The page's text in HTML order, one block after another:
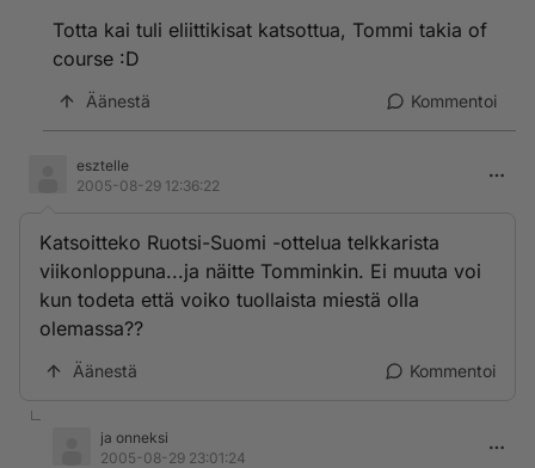
Totta kai tuli eliittikisat katsottua, Tommi takia of
course :D
Äänestä Kommentoi
esztelle
2005-08-29 12:36:22
Katsoitteko Ruotsi-Suomi -ottelua telkkarista
viikonloppuna...ja näitte Tomminkin. Ei muuta voi
kun todeta että voiko tuollaista miestä olla
olemassa??
Äänestä Kommentoi
ja onneksi
2005-08-29 23:01:24